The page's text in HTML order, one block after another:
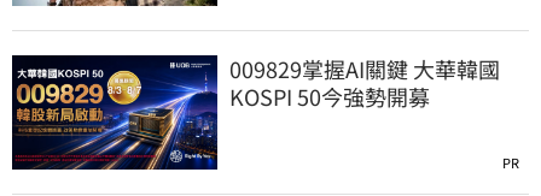
009829掌握AI關鍵 大華韓國
KOSPI 50今強勢開募
PR